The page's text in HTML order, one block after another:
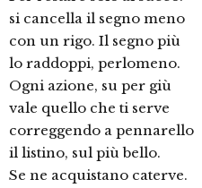
si cancella il segno meno
con un rigo. Il segno più
lo raddoppi, perlomeno.
Ogni azione, su per giù
vale quello che ti serve
correggendo a pennarello
il listino, sul più bello.
Se ne acquistano caterve.